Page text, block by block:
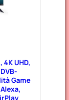
4K UHD,
Game